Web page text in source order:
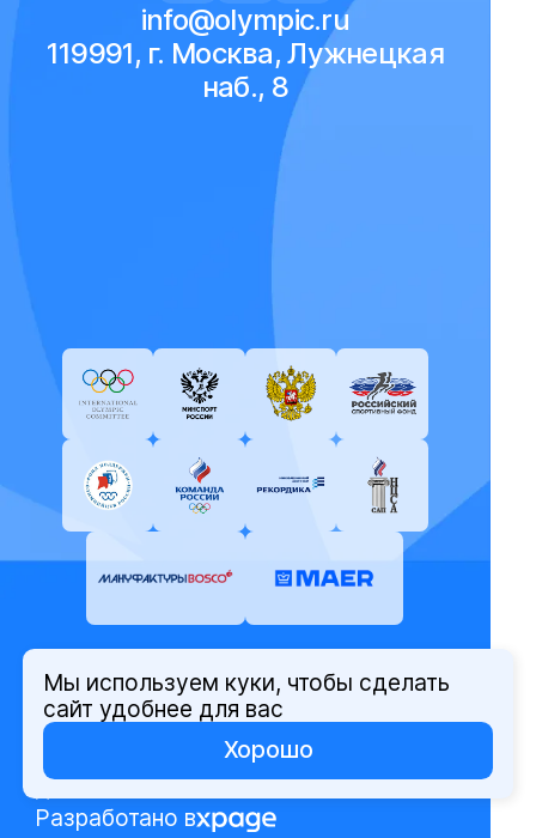
info@olympic.ru
119991, г. Москва, Лужнецкая
наб., 8
© Олимпийский комитет России,
2026
Политика защиты персональных
данных
Разработано в
Мы используем куки, чтобы сделать
сайт удобнее для вас
Хорошо